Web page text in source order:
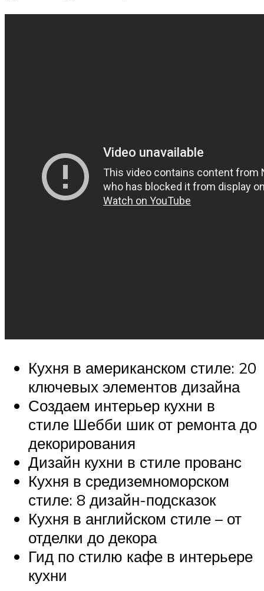
Кухня в американском стиле: 20
ключевых элементов дизайна
Создаем интерьер кухни в
стиле Шебби шик от ремонта до
декорирования
Дизайн кухни в стиле прованс
Кухня в средиземноморском
стиле: 8 дизайн-подсказок
Кухня в английском стиле – от
отделки до декора
Гид по стилю кафе в интерьере
кухни